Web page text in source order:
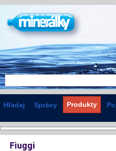
Hľadaj Správy Produkty
Fiuggi